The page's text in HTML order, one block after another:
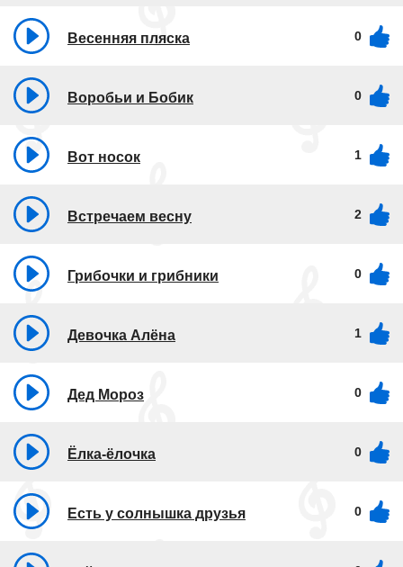
Весенняя пляска 0
Воробьи и Бобик 0
Вот носок 1
Встречаем весну 2
Грибочки и грибники 0
Девочка Алёна 1
Дед Мороз 0
Ёлка-ёлочка 0
Есть у солнышка друзья 0